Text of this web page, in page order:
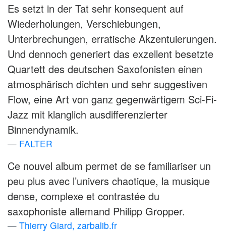
Es setzt in der Tat sehr konsequent auf
Wiederholungen, Verschiebungen,
Unterbrechungen, erratische Akzentuierungen.
Und dennoch generiert das exzellent besetzte
Quartett des deutschen Saxofonisten einen
atmosphärisch dichten und sehr suggestiven
Flow, eine Art von ganz gegenwärtigem Sci-Fi-
Jazz mit klanglich ausdifferenzierter
Binnendynamik.
FALTER
Ce nouvel album permet de se familiariser un
peu plus avec l’univers chaotique, la musique
dense, complexe et contrastée du
saxophoniste allemand Philipp Gropper.
Thierry Giard, zarbalib.fr